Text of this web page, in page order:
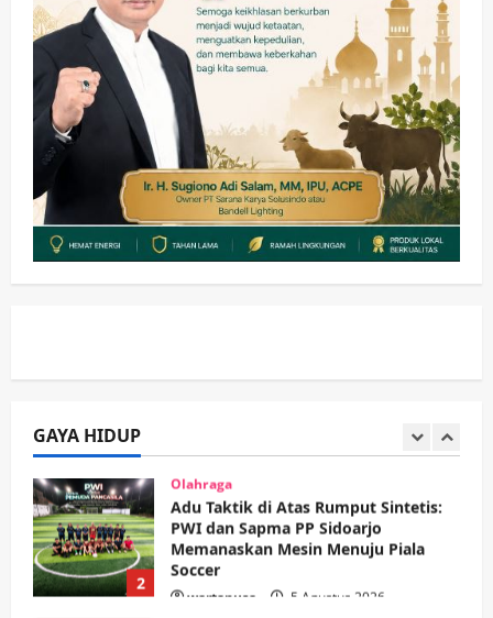
GAYA HIDUP
4 wartanusa 4 Agustus 2026
5
Keagamaan Pemerintahan
Hadir di Pengajian Qurrota A’yun,
Wabup Sidoarjo Minta Doa Jamaah
Agar Tetap Amanah Memimpin
wartanusa 4 Agustus 2026
Kesehatan Pembangunan
Pemerintahan
PANAS! Kalah Tender Proyek RSUD
Sibar Rp 9,9 M, Beranikah CV Tiga
Anugerah Utama Pertaruhkan
2
wartanusa 5 Agustus 2026
3
Ekonomi
HOT NEWS: Ribuan Warga Wage
Tumplek Blek di Bazar Rakyat Jalan
Jambu, Borong Kuliner UMKM Sambil
Nonton Jaranan!
wartanusa 4 Agustus 2026